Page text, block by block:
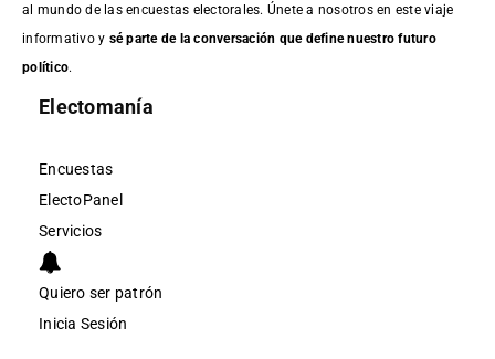
al mundo de las encuestas electorales. Únete a nosotros en este viaje
informativo y sé parte de la conversación que define nuestro futuro
político.
Electomanía
Encuestas
ElectoPanel
Servicios
Quiero ser patrón
Inicia Sesión